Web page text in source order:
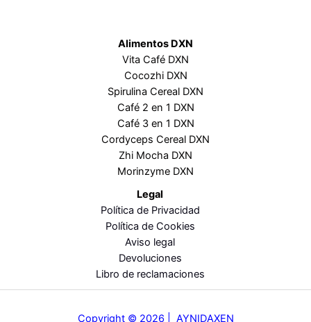
Alimentos DXN
Vita Café DXN
Cocozhi DXN
Spirulina Cereal DXN
Café 2 en 1 DXN
Café 3 en 1 DXN
Cordyceps Cereal DXN
Zhi Mocha DXN
Morinzyme DXN
Legal
Política de Privacidad
Política de Cookies
Aviso legal
Devoluciones
Libro de reclamaciones
Copyright © 2026 AYNIDAXEN